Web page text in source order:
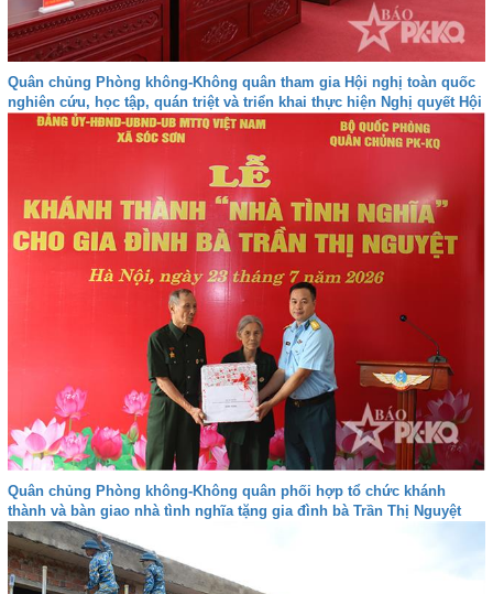
Quân chủng Phòng không-Không quân tham gia Hội nghị toàn quốc
nghiên cứu, học tập, quán triệt và triển khai thực hiện Nghị quyết Hội
nghị lần thứ ba Ban Chấp hành Trung ương Đảng khóa XIV
Quân chủng Phòng không-Không quân phối hợp tổ chức khánh
thành và bàn giao nhà tình nghĩa tặng gia đình bà Trần Thị Nguyệt